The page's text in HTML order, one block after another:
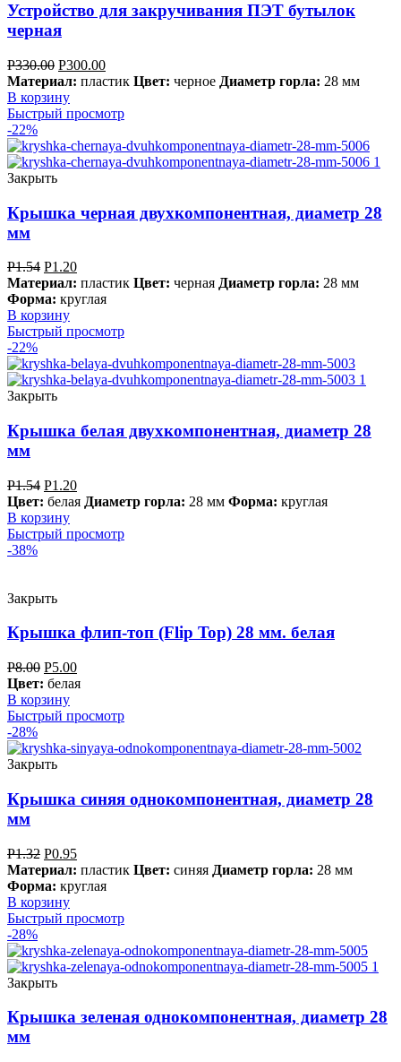
Устройство для закручивания ПЭТ бутылок
черная
Р330.00 Р300.00
Материал: пластик Цвет: черное Диаметр горла: 28 мм
В корзину
Быстрый просмотр
-22%
Закрыть
Крышка черная двухкомпонентная, диаметр 28
мм
Р1.54 Р1.20
Материал: пластик Цвет: черная Диаметр горла: 28 мм
Форма: круглая
В корзину
Быстрый просмотр
-22%
Закрыть
Крышка белая двухкомпонентная, диаметр 28
мм
Р1.54 Р1.20
Цвет: белая Диаметр горла: 28 мм Форма: круглая
В корзину
Быстрый просмотр
-38%
Закрыть
Крышка флип-топ (Flip Top) 28 мм. белая
Р8.00 Р5.00
Цвет: белая
В корзину
Быстрый просмотр
-28%
Закрыть
Крышка синяя однокомпонентная, диаметр 28
мм
Р1.32 Р0.95
Материал: пластик Цвет: синяя Диаметр горла: 28 мм
Форма: круглая
В корзину
Быстрый просмотр
-28%
Закрыть
Крышка зеленая однокомпонентная, диаметр 28
мм